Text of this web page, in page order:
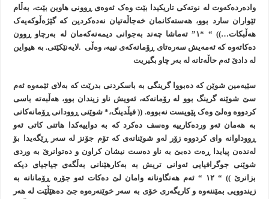
وادەردەکەوت لە نوتەکی تاريکيدا بێت وەک ئەوەی ڕوونی هاوين بێت، بەڵام
ئێواران سارد بوو، هەستەکانمان خەجاڵەتيان نەدەکردين کە گێژەڵوکەيەک
هەڵبکات…)) “ *١” تەماشا چەند بەجوانی ديمەنەکەمان لە بەرچاو ڕوون
دەکاتەوە کە ئەمەيش سەرەتای ڕۆمانەکەی نييە، وەڵی .لايەنێکێتی. بە هيواین
لە دادێ ئەم حاڵەتانە لە بەر چاو بگيريت
سێيەمين شوێن کە دەبووا گرينگی بە باسکردنی بدرێت کە بەلای ئێمەوە ئەم
سێ شوێنە گرينگ بوو لە رۆمانەکە، ئەويش ناو زيندان بوو، هەڵبەتە باسی
کردووە وەلێ وەک پێويست نەبووە. (( فيڵدينگ،* شوێنی ڕوودانی ڕۆمانەکانی
بە هەمان ئەو وردەکارييە وەسف دەکرد کە بە دواييەکدا هاتنی کاتی ئەو
ڕووداوانە وای کردووە زۆر لەو شوێنانەی کە تۆم جۆنز لە سەر ڕێگەيدا بۆ
لەندەن پيايدا ڕەت دەبێ بە ناو دەست نيشان کراون و دەتوانرێ بە وردی
شوێنی جوگرافيایی ئەوانی تريش بە بەکارهێنانی بەڵگەی جياجيای ديکە
بزانرێ )) “ ١٢ “ ئەم هەنگاونانە وامان لێ دەکات ئەو جۆرە ڕۆمانانە بە
زيندوویی بمێننەوە و کاريگەری خۆی بە سەر خوێنەرەوە جێ دەهێڵێت لە هەر